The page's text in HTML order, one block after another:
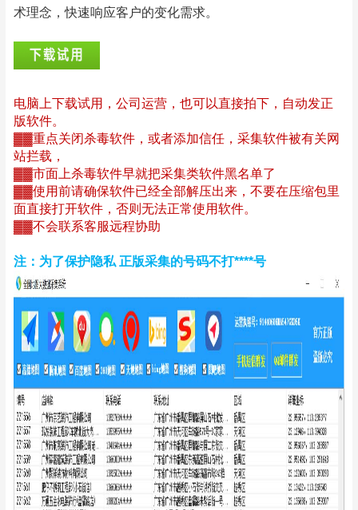
术理念，快速响应客户的变化需求。
电脑上下载试用，公司运营，也可以直接拍下，自动发正
版软件。
▓▓重点关闭杀毒软件，或者添加信任，采集软件被有关网
站拦载，
▓▓市面上杀毒软件早就把采集类软件黑名单了
▓▓使用前请确保软件已经全部解压出来，不要在压缩包里
面直接打开软件，否则无法正常使用软件。
▓▓不会联系客服远程协助
注：为了保护隐私 正版采集的号码不打****号